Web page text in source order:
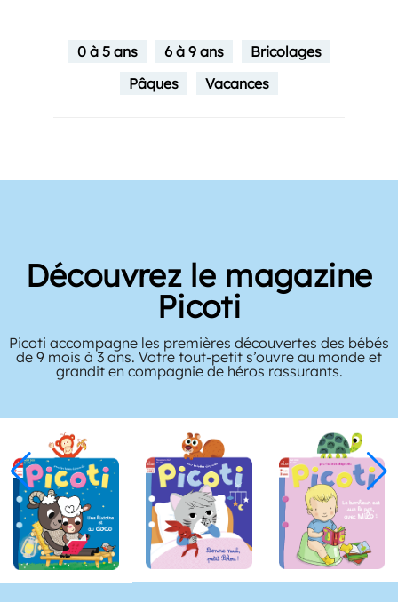
0 à 5 ans 6 à 9 ans
Bricolages
Pâques
Vacances
Découvrez le magazine
Picoti
Picoti accompagne les premières découvertes des bébés
de 9 mois à 3 ans. Votre tout-petit s’ouvre au monde et
grandit en compagnie de héros rassurants.